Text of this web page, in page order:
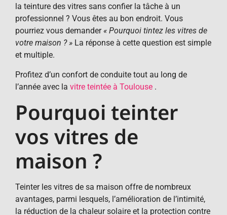
la teinture des vitres sans confier la tâche à un
professionnel ? Vous êtes au bon endroit. Vous
pourriez vous demander« Pourquoi tintez les vitres de
votre maison ? » La réponse à cette question est simple
et multiple.
Profitez d’un confort de conduite tout au long de
l’année avec la vitre teintée à Toulouse .
Pourquoi teinter
vos vitres de
maison ?
Teinter les vitres de sa maison offre de nombreux
avantages, parmi lesquels, l’amélioration de l’intimité,
la réduction de la chaleur solaire et la protection contre